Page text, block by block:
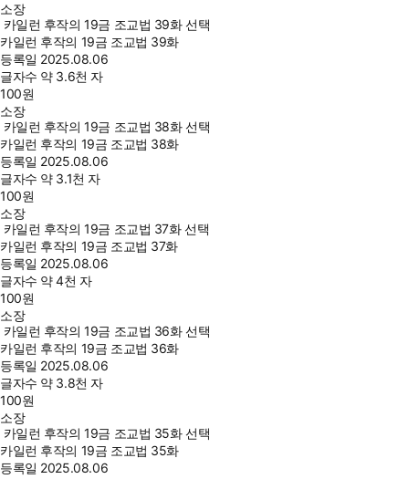
소장
카일런 후작의 19금 조교법 39화 선택
카일런 후작의 19금 조교법 39화
등록일 2025.08.06
글자수 약 3.6천 자
100원
소장
카일런 후작의 19금 조교법 38화 선택
카일런 후작의 19금 조교법 38화
등록일 2025.08.06
글자수 약 3.1천 자
100원
소장
카일런 후작의 19금 조교법 37화 선택
카일런 후작의 19금 조교법 37화
등록일 2025.08.06
글자수 약 4천 자
100원
소장
카일런 후작의 19금 조교법 36화 선택
카일런 후작의 19금 조교법 36화
등록일 2025.08.06
글자수 약 3.8천 자
100원
소장
카일런 후작의 19금 조교법 35화 선택
카일런 후작의 19금 조교법 35화
등록일 2025.08.06